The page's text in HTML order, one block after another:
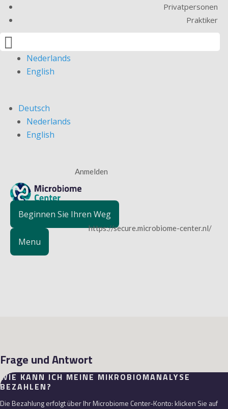
Privatpersonen
Praktiker
Nederlands
English
Deutsch
Nederlands
English
Anmelden
Beginnen Sie Ihren Weg
https://secure.microbiome-center.nl/
Menu
Frage und Antwort
WIE KANN ICH MEINE MIKROBIOMANALYSE
BEZAHLEN?
Die Bezahlung erfolgt über Ihr Microbiome Center-Konto: klicken Sie auf
